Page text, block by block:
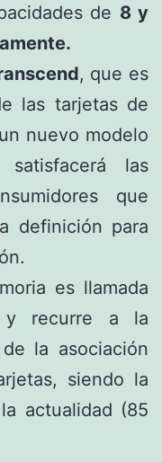
de 8 y
, que es
las tarjetas de
nuevo modelo
las
que
definición para
es llamada
y recurre a la
la asociación
siendo la
actualidad (85